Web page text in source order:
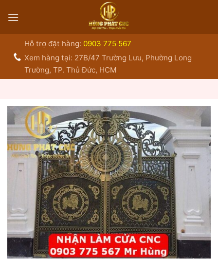
qua
Hỗ trợ đặt hàng: 0903 775 567
Xem hàng tại: 27B/47 Trường Lưu, Phường Long
Trường, TP. Thủ Đức, HCM